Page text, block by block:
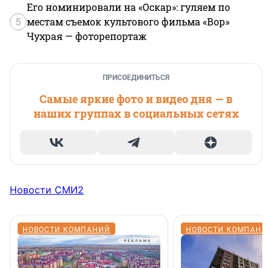
5
Его номинировали на «Оскар»: гуляем по
местам съемок культового фильма «Вор»
Чухрая — фоторепортаж
ПРИСОЕДИНИТЬСЯ
Самые яркие фото и видео дня — в
наших группах в социальных сетях
Новости СМИ2
НОВОСТИ КОМПАНИЙ НОВОСТИ